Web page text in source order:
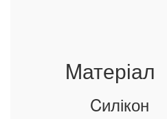
Mатеріал
Cилікон